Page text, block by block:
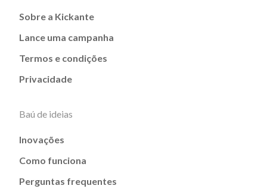
Sobre a Kickante
Lance uma campanha
Termos e condições
Privacidade
Baú de ideias
Inovações
Como funciona
Perguntas frequentes